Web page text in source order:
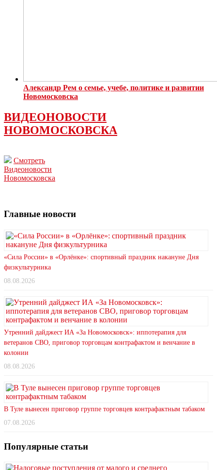
Александр Рем о семье, учебе, политике и развитии
Новомосковска
ВИДЕОНОВОСТИ
НОВОМОСКОВСКА
Смотреть
Видеоновости
Новомосковска
Главные новости
«Сила России» в «Орлёнке»: спортивный праздник накануне Дня
физкультурника
08.08.2026
Утренний дайджест ИА «За Новомосковск»: иппотерапия для
ветеранов СВО, приговор торговцам контрафактом и венчание в
колонии
08.08.2026
В Туле вынесен приговор группе торговцев контрафактным табаком
07.08.2026
Популярные статьи